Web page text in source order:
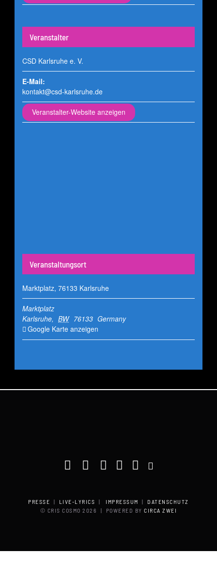
Veranstalter
CSD Karlsruhe e. V.
E-Mail:
kontakt@csd-karlsruhe.de
Veranstalter-Website anzeigen
Veranstaltungsort
Marktplatz, 76133 Karlsruhe
Marktplatz
Karlsruhe, BW 76133 Germany
Google Karte anzeigen
PRESSE | LIVE-LYRICS | IMPRESSUM | DATENSCHUTZ
© CRIS COSMO2026 | POWERED BYCIRCA ZWEI